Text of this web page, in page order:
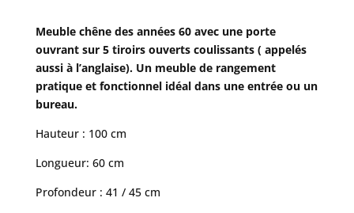
Meuble chêne des années 60 avec une porte
ouvrant sur 5 tiroirs ouverts coulissants ( appelés
aussi à l’anglaise). Un meuble de rangement
pratique et fonctionnel idéal dans une entrée ou un
bureau.
Hauteur : 100 cm
Longueur: 60 cm
Profondeur : 41 / 45 cm